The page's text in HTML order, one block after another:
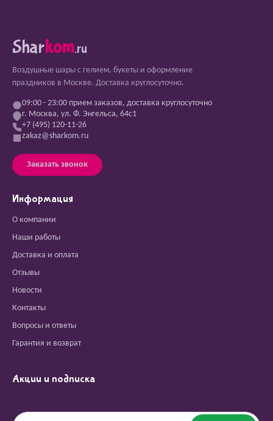
Sharkom.ru
Воздушные шары с гелием, букеты и оформление
праздников в Москве. Доставка круглосуточно.
09:00 - 23:00 прием заказов, доставка круглосуточно
г. Москва, ул. Ф. Энгельса, 64с1
+7 (495) 120-11-26
zakaz@sharkom.ru
Заказать звонок
Информация
О компании
Наши работы
Доставка и оплата
Отзывы
Новости
Контакты
Вопросы и ответы
Гарантия и возврат
Акции и подписка